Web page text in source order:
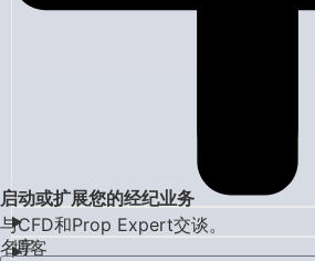
博客
启动或扩展您的经纪业务
与CFD和Prop Expert交谈。
名字